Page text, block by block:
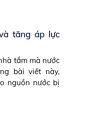
tăng áp lực
tắm mà nước
bài viết này,
nguồn nước bị